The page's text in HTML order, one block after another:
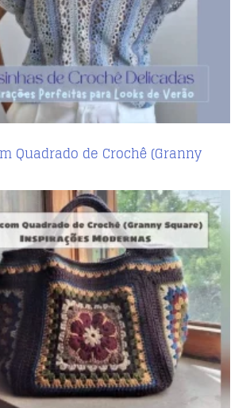
Quadrado de Crochê (Granny